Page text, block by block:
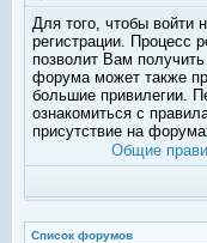
Для того, чтобы
регистрации. Процесс
позволит Вам
форума может также
большие привилегии.
ознакомиться с
присутствие на
Общие
Список форумов